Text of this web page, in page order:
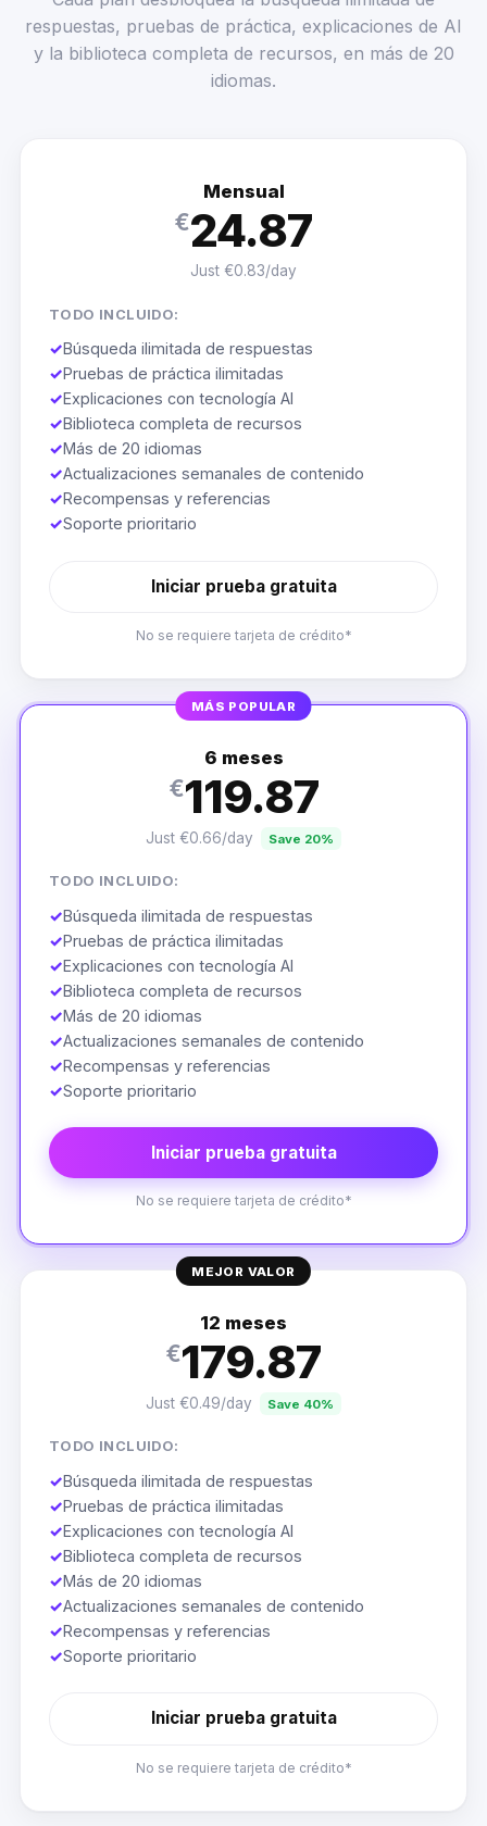
respuestas, pruebas de práctica, explicaciones de AI
y la biblioteca completa de recursos, en más de 20
idiomas.
Mensual
€24.87
Just €0.83/day
TODO INCLUIDO:
✓Búsqueda ilimitada de respuestas
✓Pruebas de práctica ilimitadas
✓Explicaciones con tecnología AI
✓Biblioteca completa de recursos
✓Más de 20 idiomas
✓Actualizaciones semanales de contenido
✓Recompensas y referencias
✓Soporte prioritario
Iniciar prueba gratuita
No se requiere tarjeta de crédito*
MÁS POPULAR
6 meses
€119.87
Just €0.66/day Save 20%
TODO INCLUIDO:
✓Búsqueda ilimitada de respuestas
✓Pruebas de práctica ilimitadas
✓Explicaciones con tecnología AI
✓Biblioteca completa de recursos
✓Más de 20 idiomas
✓Actualizaciones semanales de contenido
✓Recompensas y referencias
✓Soporte prioritario
Iniciar prueba gratuita
No se requiere tarjeta de crédito*
MEJOR VALOR
12 meses
€179.87
Just €0.49/day Save 40%
TODO INCLUIDO:
✓Búsqueda ilimitada de respuestas
✓Pruebas de práctica ilimitadas
✓Explicaciones con tecnología AI
✓Biblioteca completa de recursos
✓Más de 20 idiomas
✓Actualizaciones semanales de contenido
✓Recompensas y referencias
✓Soporte prioritario
Iniciar prueba gratuita
No se requiere tarjeta de crédito*